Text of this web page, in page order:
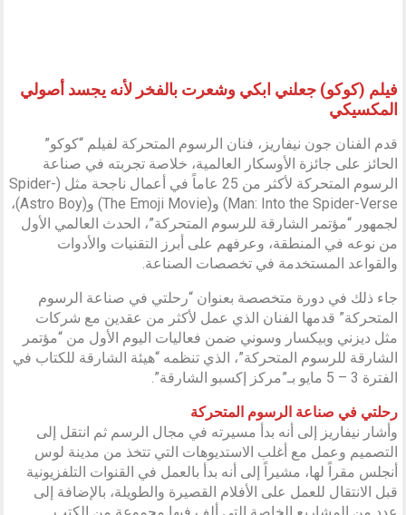
فيلم (كوكو) جعلني ابكي وشعرت بالفخر لأنه يجسد أصولي
المكسيكي
قدم الفنان جون نيفاريز، فنان الرسوم المتحركة لفيلم “كوكو”
الحائز على جائزة الأوسكار العالمية، خلاصة تجربته في صناعة
الرسوم المتحركة لأكثر من 25 عاماً في أعمال ناجحة مثل (Spider-
Man: Into the Spider-Verse) و(The Emoji Movie) و(Astro Boy)،
لجمهور “مؤتمر الشارقة للرسوم المتحركة”، الحدث العالمي الأول
من نوعه في المنطقة، وعرفهم على أبرز التقنيات والأدوات
والقواعد المستخدمة في تخصصات الصناعة.
جاء ذلك في دورة متخصصة بعنوان “رحلتي في صناعة الرسوم
المتحركة” قدمها الفنان الذي عمل لأكثر من عقدين مع شركات
مثل ديزني وبيكسار وسوني ضمن فعاليات اليوم الأول من “مؤتمر
الشارقة للرسوم المتحركة”، الذي تنظمه “هيئة الشارقة للكتاب في
الفترة 3 – 5 مايو بـ”مركز إكسبو الشارقة”.
رحلتي في صناعة الرسوم المتحركة
وأشار نيفاريز إلى أنه بدأ مسيرته في مجال الرسم ثم انتقل إلى
التصميم وعمل مع أغلب الاستديوهات التي تتخذ من مدينة لوس
أنجلس مقراً لها، مشيراً إلى أنه بدأ بالعمل في القنوات التلفزيونية
قبل الانتقال للعمل على الأفلام القصيرة والطويلة، بالإضافة إلى
عدد من المشاريع الخاصة التي ألف فيها مجموعة من الكتب